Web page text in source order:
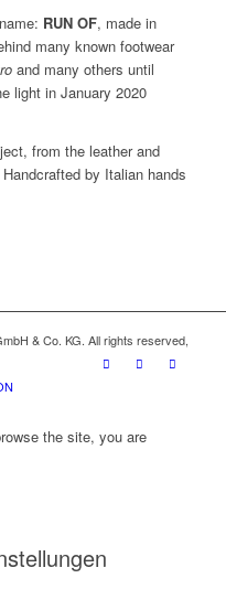
RUN OF, made in
many known footwear
and many others until
light in January 2020
from the leather and
by Italian hands
& Co. KG. All rights reserved,
the site, you are